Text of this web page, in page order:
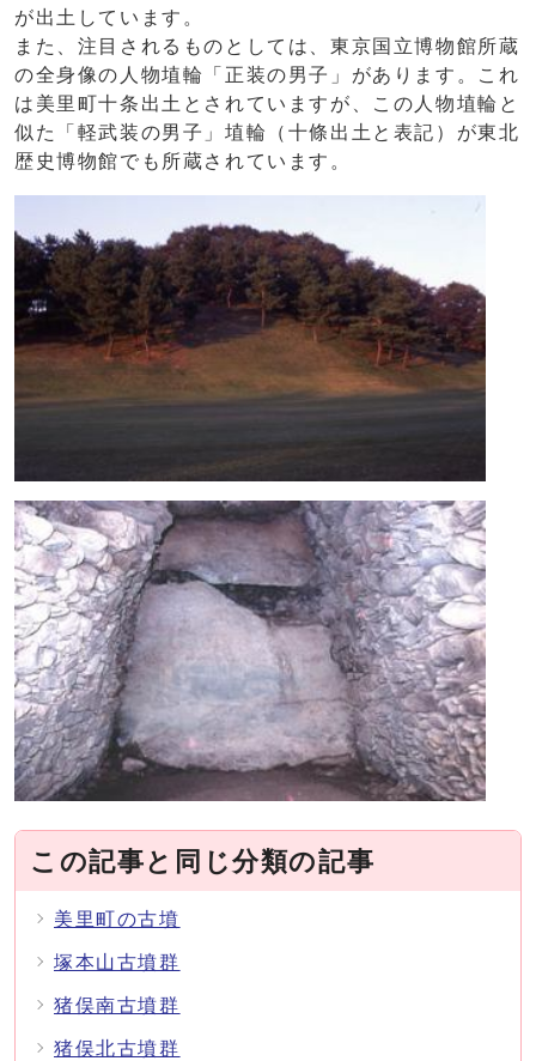
が出土しています。
また、注目されるものとしては、東京国立博物館所蔵
の全身像の人物埴輪「正装の男子」があります。これ
は美里町十条出土とされていますが、この人物埴輪と
似た「軽武装の男子」埴輪（十條出土と表記）が東北
歴史博物館でも所蔵されています。
この記事と同じ分類の記事
美里町の古墳
塚本山古墳群
猪俣南古墳群
猪俣北古墳群